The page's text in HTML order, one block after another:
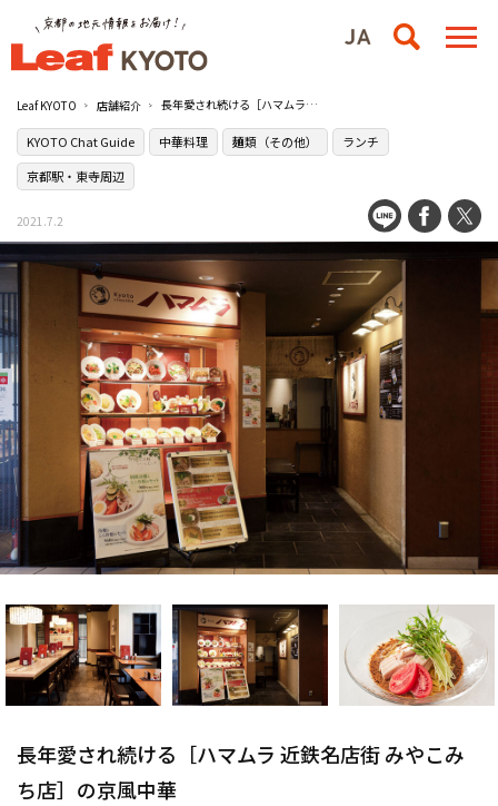
Leaf KYOTO 店舗紹介 長年愛され続ける［ハマムラ 近鉄名店街 みやこみち店］の京風中華
KYOTO Chat Guide 中華料理 麺類（その他）
ランチ
京都駅・東寺周辺
2021.7.2
長年愛され続ける［ハマムラ 近鉄名店街 みやこみ
ち店］の京風中華